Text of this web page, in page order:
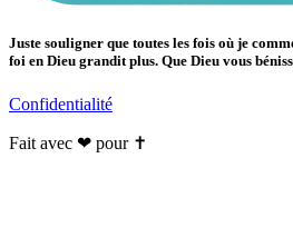
Juste souligner que toutes les fois où je
foi en Dieu grandit plus. Que Dieu vous
Confidentialité
Fait avec ❤ pour ✝️️